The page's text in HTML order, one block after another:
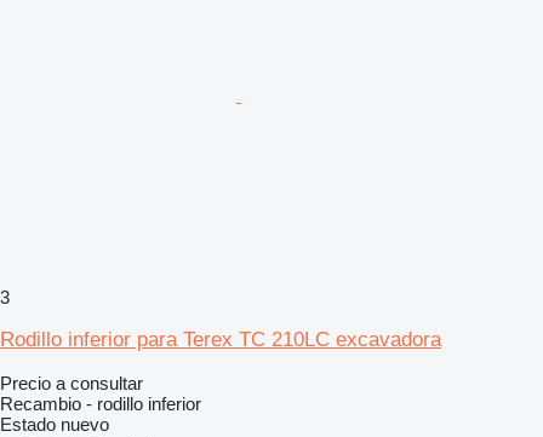
3
Rodillo inferior para Terex TC 210LC excavadora
Precio a consultar
Recambio - rodillo inferior
Estado nuevo